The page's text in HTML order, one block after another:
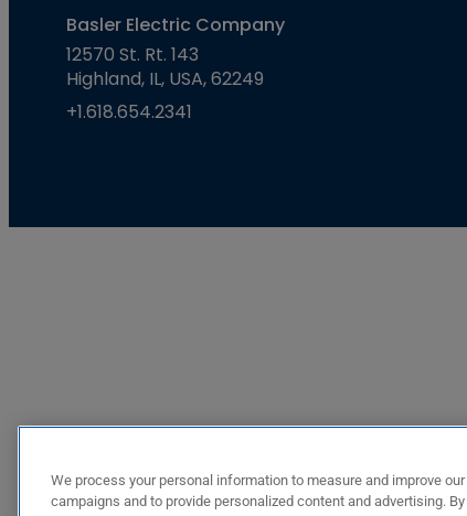
Basler Electric Company
12570 St. Rt. 143
Highland, IL, USA, 62249
+1.618.654.2341
We process your personal information to measure and improve
campaigns and to provide personalized content and advertising.